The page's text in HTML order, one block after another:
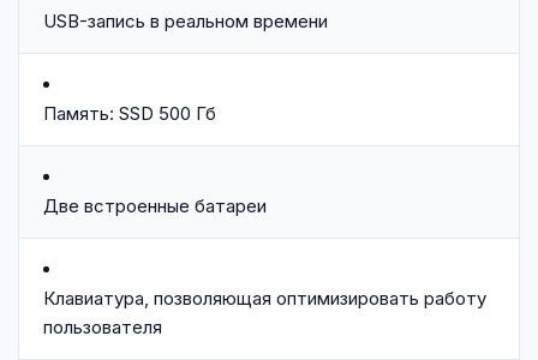
USB-запись в реальном времени
Память: SSD 500 Гб
Две встроенные батареи
Клавиатура, позволяющая оптимизировать работу
пользователя